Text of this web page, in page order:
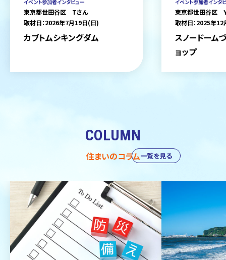
イベント参加者インタビュー
東京都世田谷区 Tさん
取材日：2026年7月19日(日)
カブトムシキングダム
イベント参加者インタ
東京都世田谷区
取材日：2025年
スノードーム
ョップ
COLUMN
住まいのコラム一覧を見る